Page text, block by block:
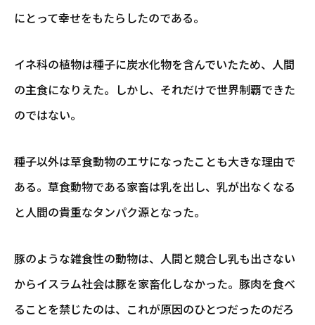
にとって幸せをもたらしたのである。
イネ科の植物は種子に炭水化物を含んでいたため、人間
の主食になりえた。しかし、それだけで世界制覇できた
のではない。
種子以外は草食動物のエサになったことも大きな理由で
ある。草食動物である家畜は乳を出し、乳が出なくなる
と人間の貴重なタンパク源となった。
豚のような雑食性の動物は、人間と競合し乳も出さない
からイスラム社会は豚を家畜化しなかった。豚肉を食べ
ることを禁じたのは、これが原因のひとつだったのだろ